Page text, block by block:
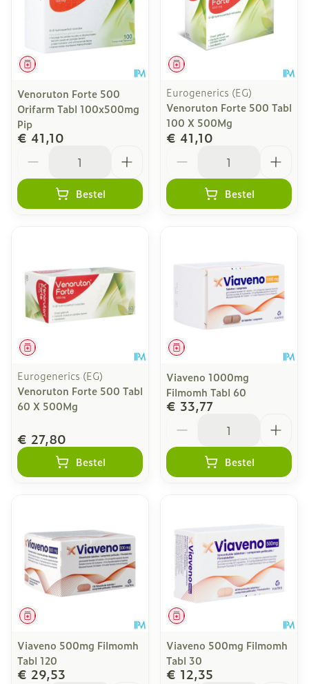
Geneesmiddel
Venoruton Forte 500
Orifarm Tabl 100x500mg
Pip
€ 41,10
Bestel
Geneesmiddel
Eurogenerics (EG)
Venoruton Forte 500 Tabl
100 X 500Mg
€ 41,10
Bestel
Geneesmiddel
Eurogenerics (EG)
Venoruton Forte 500 Tabl
60 X 500Mg
€ 27,80
Bestel
Geneesmiddel
Viaveno 1000mg
Filmomh Tabl 60
€ 33,77
Bestel
Geneesmiddel
Viaveno 500mg Filmomh
Tabl 120
€ 29,53
Geneesmiddel
Viaveno 500mg Filmomh
Tabl 30
€ 12,35